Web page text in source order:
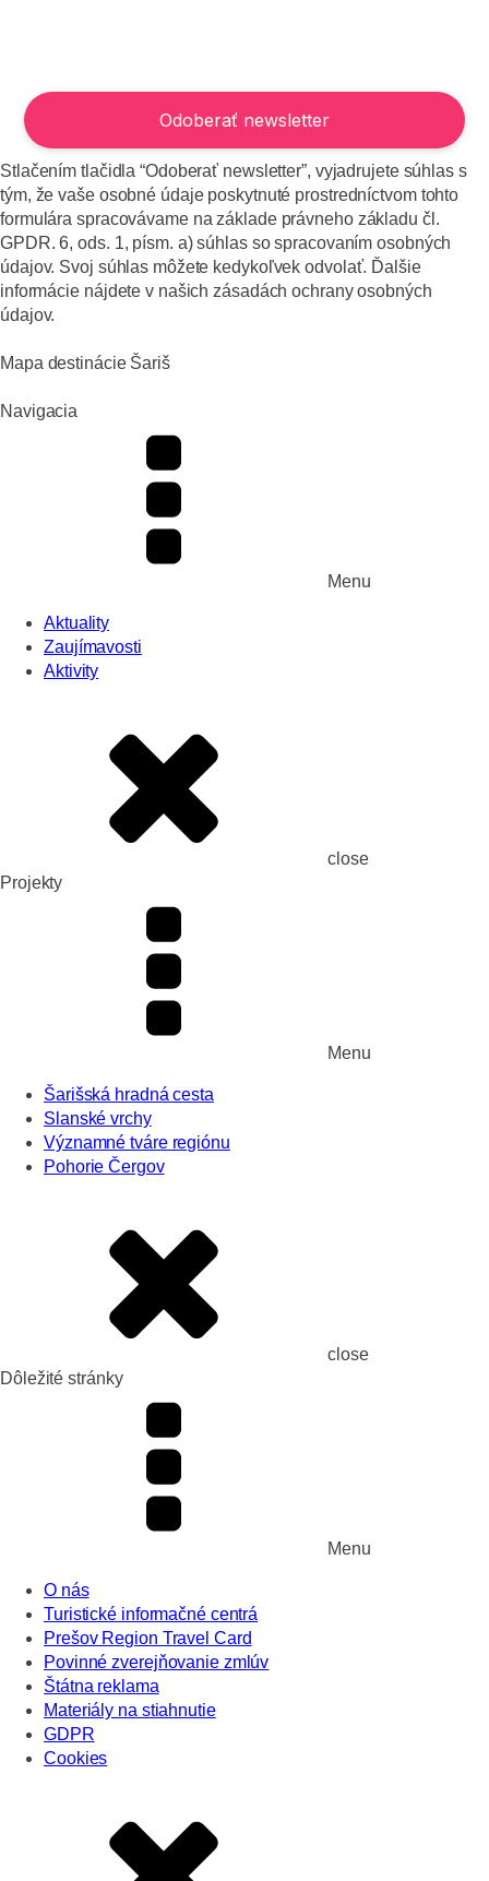
Stlačením tlačidla “Odoberať newsletter”, vyjadrujete súhlas s
tým, že vaše osobné údaje poskytnuté prostredníctvom tohto
formulára spracovávame na základe právneho základu čl.
GPDR. 6, ods. 1, písm. a) súhlas so spracovaním osobných
údajov. Svoj súhlas môžete kedykoľvek odvolať. Ďalšie
informácie nájdete v našich zásadách ochrany osobných
údajov.
Mapa destinácie Šariš
Navigacia
Menu
Aktuality
Zaujímavosti
Aktivity
close
Projekty
Menu
Šarišská hradná cesta
Slanské vrchy
Významné tváre regiónu
Pohorie Čergov
close
Dôležité stránky
Menu
O nás
Turistické informačné centrá
Prešov Region Travel Card
Povinné zverejňovanie zmlúv
Štátna reklama
Materiály na stiahnutie
GDPR
Cookies